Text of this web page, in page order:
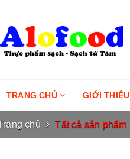
TRANG CHỦ GIỚI THIỆU
chủ Tất cả sản phẩm